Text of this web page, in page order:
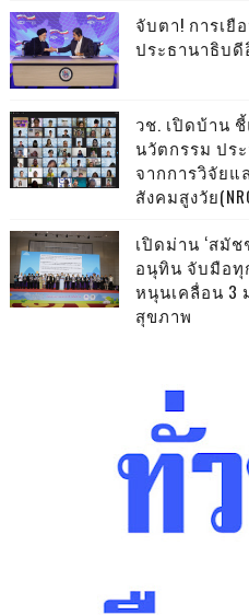
จับตา! การเยื
ประธานาธิบ
วช. เปิดบ้าน
นวัตกรรม ปร
จากการวิจัยแ
สังคมสูงวัย
เปิดม่าน ‘สมั
อนุทิน จับมือทุ
หนุนเคลื่อน 3
สุขภาพ